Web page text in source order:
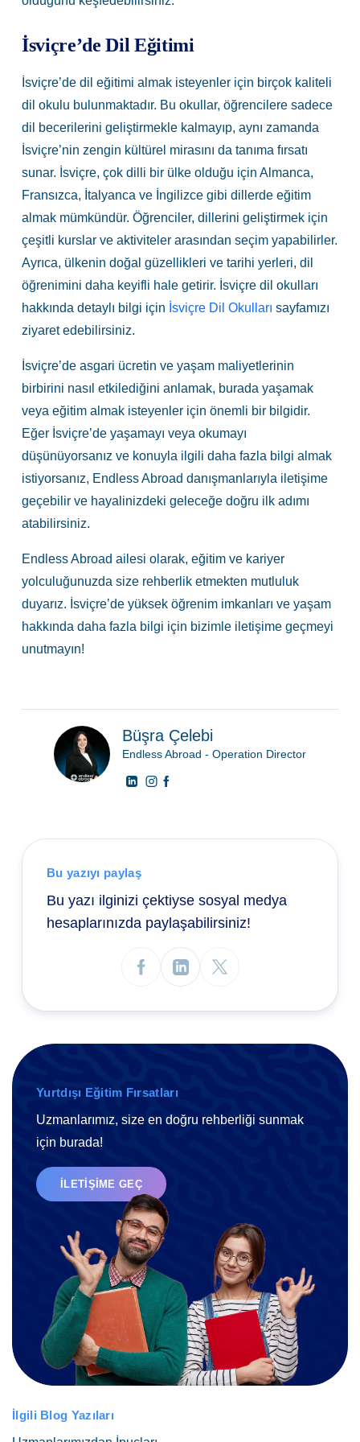
İsviçre’de Dil Eğitimi
İsviçre’de dil eğitimi almak isteyenler için birçok kaliteli
dil okulu bulunmaktadır. Bu okullar, öğrencilere sadece
dil becerilerini geliştirmekle kalmayıp, aynı zamanda
İsviçre’nin zengin kültürel mirasını da tanıma fırsatı
sunar. İsviçre, çok dilli bir ülke olduğu için Almanca,
Fransızca, İtalyanca ve İngilizce gibi dillerde eğitim
almak mümkündür. Öğrenciler, dillerini geliştirmek için
çeşitli kurslar ve aktiviteler arasından seçim yapabilirler.
Ayrıca, ülkenin doğal güzellikleri ve tarihi yerleri, dil
öğrenimini daha keyifli hale getirir. İsviçre dil okulları
hakkında detaylı bilgi için İsviçre Dil Okulları sayfamızı
ziyaret edebilirsiniz.
İsviçre’de asgari ücretin ve yaşam maliyetlerinin
birbirini nasıl etkilediğini anlamak, burada yaşamak
veya eğitim almak isteyenler için önemli bir bilgidir.
Eğer İsviçre’de yaşamayı veya okumayı
düşünüyorsanız ve konuyla ilgili daha fazla bilgi almak
istiyorsanız, Endless Abroad danışmanlarıyla iletişime
geçebilir ve hayalinizdeki geleceğe doğru ilk adımı
atabilirsiniz.
Endless Abroad ailesi olarak, eğitim ve kariyer
yolculuğunuzda size rehberlik etmekten mutluluk
duyarız. İsviçre’de yüksek öğrenim imkanları ve yaşam
hakkında daha fazla bilgi için bizimle iletişime geçmeyi
unutmayın!
Büşra Çelebi
Endless Abroad - Operation Director
Bu yazıyı paylaş
Bu yazı ilginizi çektiyse sosyal medya
hesaplarınızda paylaşabilirsiniz!
Yurtdışı Eğitim Fırsatları
Uzmanlarımız, size en doğru rehberliği sunmak
için burada!
İLETIŞIME GEÇ
İlgili Blog Yazıları